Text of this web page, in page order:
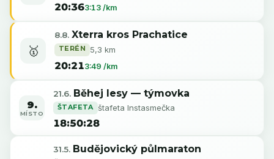
20:363:13 /km
🥇
8.8. Xterra kros Prachatice
TERÉN 5,3 km
20:213:49 /km
9.
MÍSTO
21.6. Běhej lesy — týmovka
ŠTAFETA štafeta Instasmečka
18:50:28
31.5. Budějovický půlmaraton